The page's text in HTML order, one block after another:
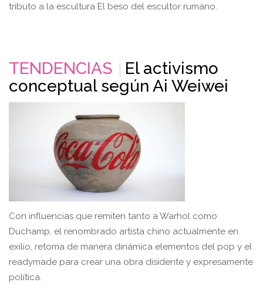
tributo a la escultura El beso del escultor rumano.
TENDENCIAS
El activismo
conceptual según Ai Weiwei
Con influencias que remiten tanto a Warhol como
Duchamp, el renombrado artista chino actualmente en
exilio, retoma de manera dinámica elementos del pop y el
readymade para crear una obra disidente y expresamente
política.